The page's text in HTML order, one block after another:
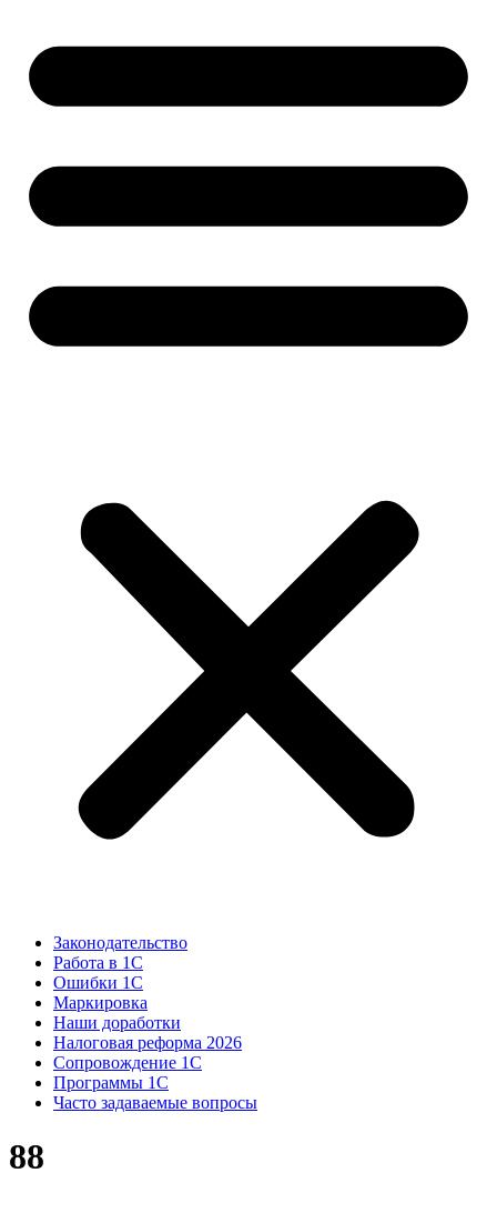
Законодательство
Работа в 1С
Ошибки 1С
Маркировка
Наши доработки
Налоговая реформа 2026
Сопровождение 1С
Программы 1С
Часто задаваемые вопросы
88